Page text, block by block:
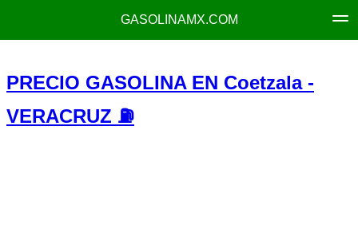
GASOLINAMX.COM
PRECIO GASOLINA EN Coetzala -
VERACRUZ ⛽